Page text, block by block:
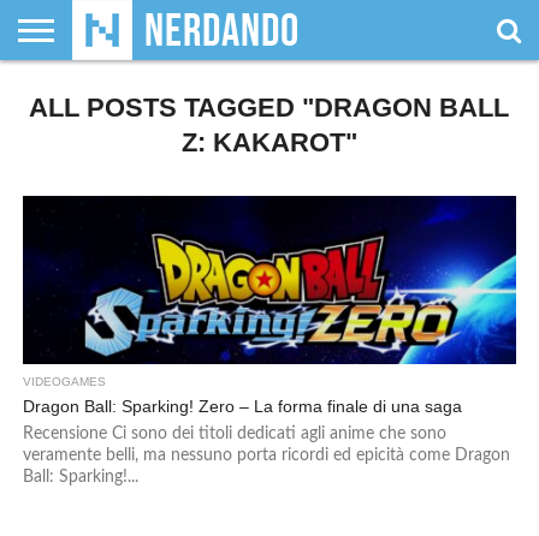
SIAMO
GIOCHI
DA
GIOCHI
DI
VIDEOGAMES
FILM
&
FUMETTI
& LIBRI
MAGIC:
THE
DUNGEONS
&
WRESTLING
NERDANDO
AWARDS
I
BOLLINI
ALL POSTS TAGGED "DRAGON BALL
Z: KAKAROT"
VIDEOGAMES
Dragon Ball: Sparking! Zero – La forma finale di una saga
Recensione Ci sono dei titoli dedicati agli anime che sono
veramente belli, ma nessuno porta ricordi ed epicità come Dragon
Ball: Sparking!...